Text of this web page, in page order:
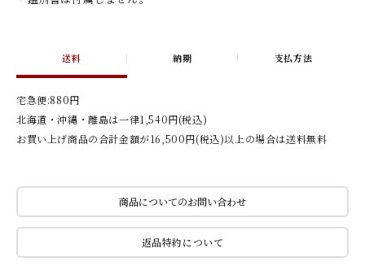
送料 納期 支払方法
宅急便:880円
北海道・沖縄・離島は一律1,540円(税込)
お買い上げ商品の合計金額が16,500円(税込)以上の場合は送料無料
商品についてのお問い合わせ
返品特約について